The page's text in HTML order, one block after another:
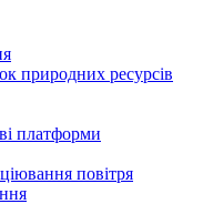
природних ресурсів
платформи
повітря